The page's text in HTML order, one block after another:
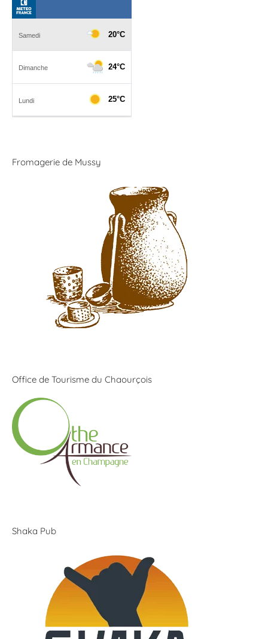
Fromagerie de Mussy
Office de Tourisme du Chaourçois
Shaka Pub